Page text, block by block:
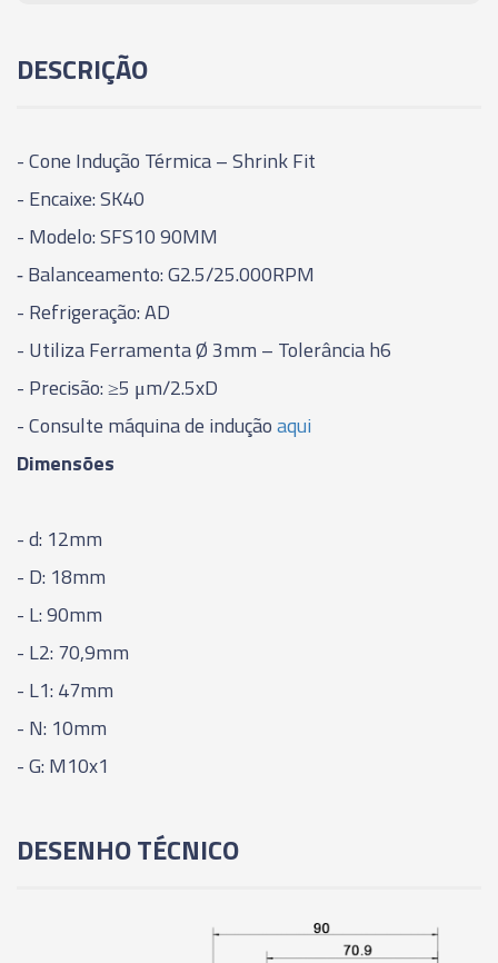
03958 - CONE INDUÇÃO TÉRMICA - SHIRINK FIT -
03959 - CONE INDUÇÃO TÉRMICA - SHIRINK FIT -
SK40 - SFS16 - 90MM
SK40 - SFS03 - 160MM
06452 - CONE INDUÇÃO TÉRMICA - SHIRINK FIT -
SK40 - SFS04 - 160MM
06453 - CONE INDUÇÃO TÉRMICA - SHIRINK FIT -
SK40 - SFS08 - 160MM
06455 - CONE INDUÇÃO TÉRMICA - SHIRINK FIT -
SK40 - SFS10 - 160MM
SK40 - SFS12 - 160MM
06457 - CONE INDUÇÃO TÉRMICA - SHIRINK FIT -
06458 - CONE INDUÇÃO TÉRMICA - SHIRINK FIT -
06459 - CONE INDUÇÃO TÉRMICA - SHIRINK FIT -
DESCRIÇÃO
- Cone Indução Térmica – Shrink Fit
- Encaixe: SK40
- Modelo: SFS10 90MM
‑ Balanceamento: G2.5/25.000RPM
- Refrigeração: AD
- Utiliza Ferramenta Ø 3mm – Tolerância h6
- Precisão: ≥5 μm/2.5xD
- Consulte máquina de induçãoaqui
Dimensões
- d: 12mm
- D: 18mm
- L: 90mm
- L2: 70,9mm
- L1: 47mm
- N: 10mm
- G: M10x1
DESENHO TÉCNICO